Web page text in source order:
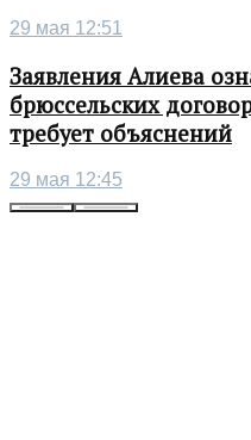
29 мая 12:51
Заявления Алиева
брюссельских
требует объяснений
29 мая 12:45